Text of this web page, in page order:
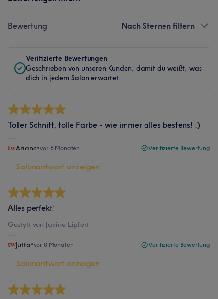
Bewertung Nach Sternen filtern
Verifizierte Bewertungen
Geschrieben von unseren Kunden, damit du weißt, was
dich in jedem Salon erwartet.
Toller Schnitt, tolle Farbe - wie immer alles bestens! :)
Ariane•vor 8 Monaten Verifizierte Bewertung
Salonantwort anzeigen
Alles perfekt!
Gestylt von Janine Lipfert
Jutta•vor 8 Monaten Verifizierte Bewertung
Salonantwort anzeigen